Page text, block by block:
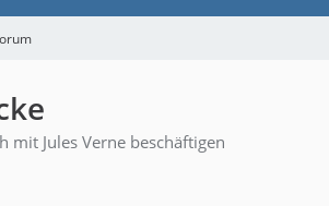
mit Jules Verne beschäftigen